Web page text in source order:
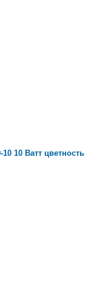
10 Ватт цветность